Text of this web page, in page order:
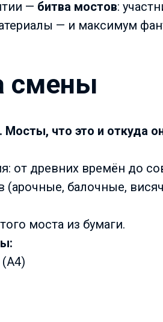
— битва мостов:
— и максимум
смены
что это и откуда
от древних времён до
балочные,
моста из бумаги.